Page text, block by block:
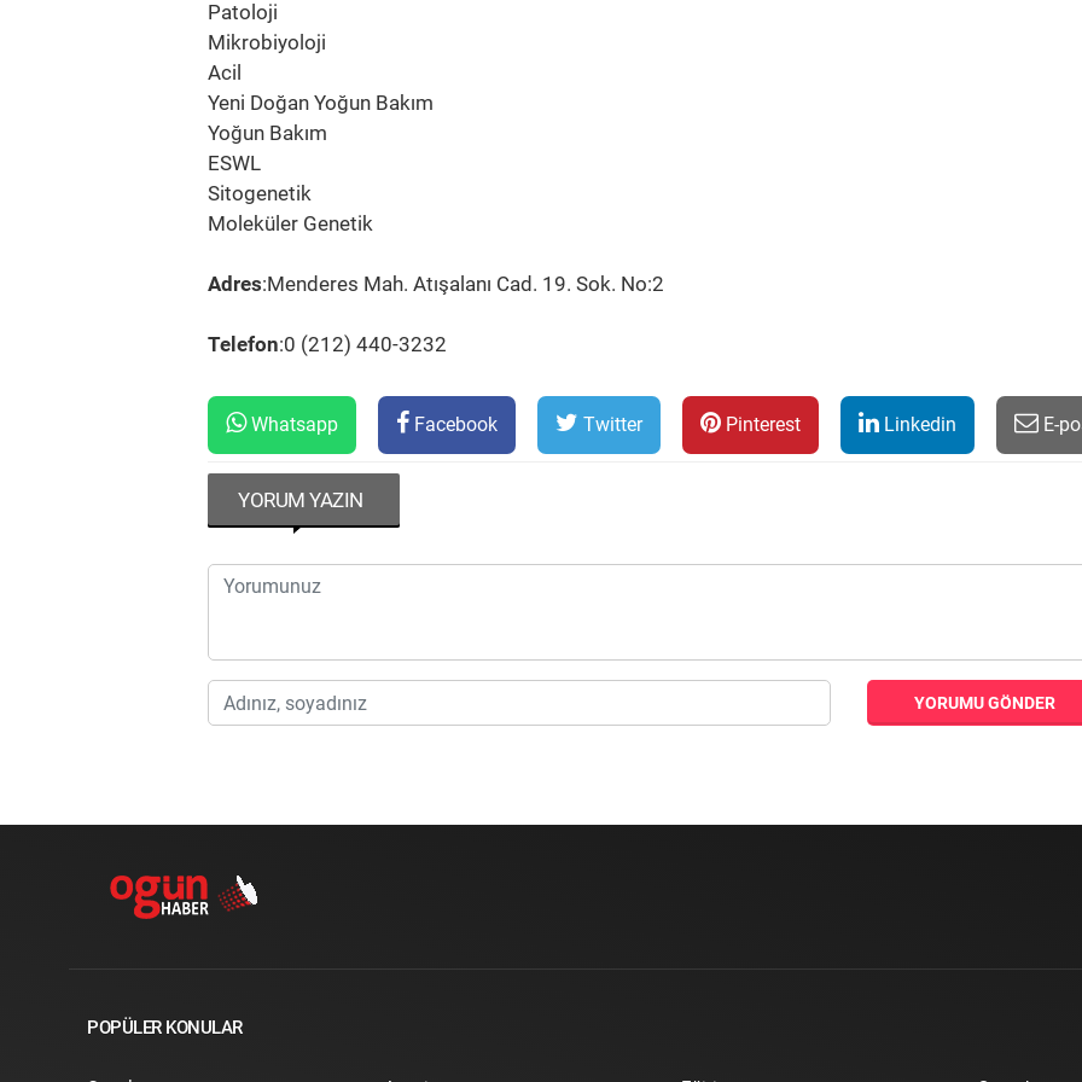
Patoloji
Mikrobiyoloji
Acil
Yeni Doğan Yoğun Bakım
Yoğun Bakım
ESWL
Sitogenetik
Moleküler Genetik
Adres:Menderes Mah. Atışalanı Cad. 19. Sok. No:2
Telefon:0 (212) 440-3232
Whatsapp Facebook Twitter Pinterest Linkedin E-
YORUM YAZIN
YORUMU GÖNDER
POPÜLER KONULAR